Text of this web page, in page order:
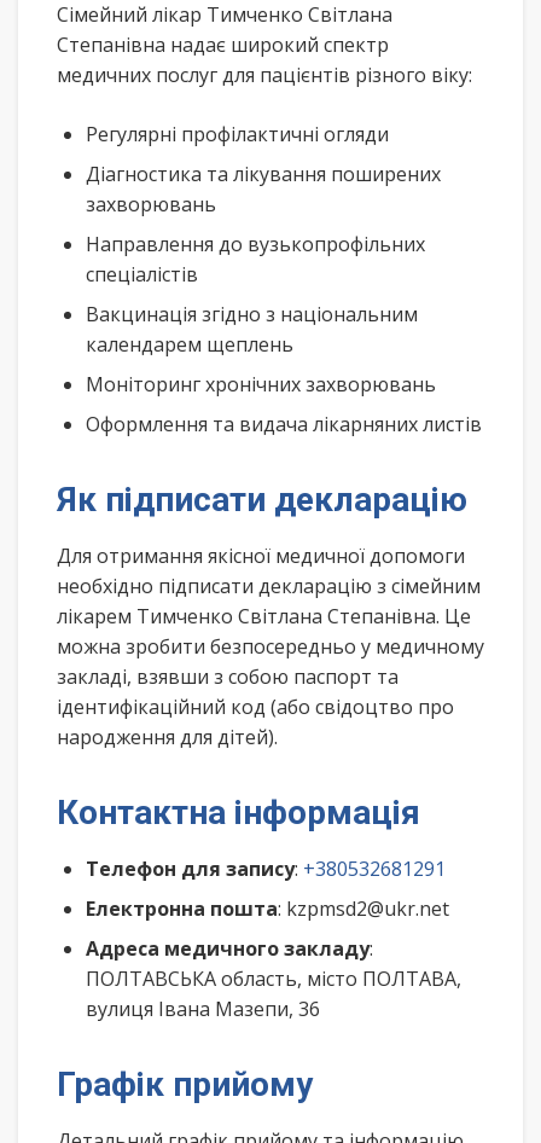
Сімейний лікар Тимченко Світлана
Степанівна надає широкий спектр
медичних послуг для пацієнтів різного віку:
Регулярні профілактичні огляди
Діагностика та лікування поширених
захворювань
Направлення до вузькопрофільних
спеціалістів
Вакцинація згідно з національним
календарем щеплень
Моніторинг хронічних захворювань
Оформлення та видача лікарняних листів
Як підписати декларацію
Для отримання якісної медичної допомоги
необхідно підписати декларацію з сімейним
лікарем Тимченко Світлана Степанівна. Це
можна зробити безпосередньо у медичному
закладі, взявши з собою паспорт та
ідентифікаційний код (або свідоцтво про
народження для дітей).
Контактна інформація
Телефон для запису: +380532681291
Електронна пошта: kzpmsd2@ukr.net
Адреса медичного закладу:
ПОЛТАВСЬКА область, місто ПОЛТАВА,
вулиця Івана Мазепи, 36
Графік прийому